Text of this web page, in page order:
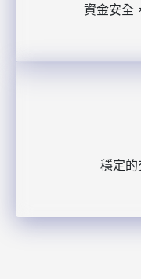
資金安全
穩定的